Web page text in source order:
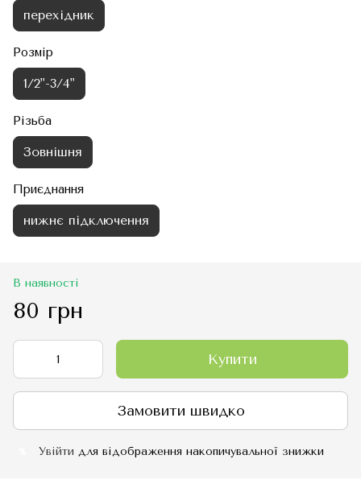
перехідник
Розмір
1/2"-3/4"
Різьба
Зовнішня
Приєднання
нижнє підключення
В наявності
80 грн
Купити
Замовити швидко
Увійти для відображення накопичувальної знижки